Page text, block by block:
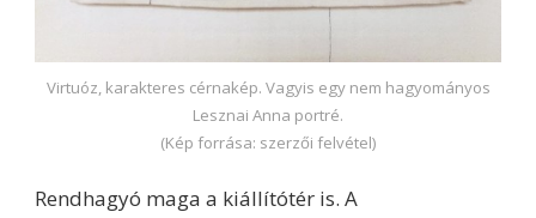
Virtuóz, karakteres cérnakép. Vagyis egy nem hagyományos
Lesznai Anna portré.
(Kép forrása: szerzői felvétel)
Rendhagyó maga a kiállítótér is. A